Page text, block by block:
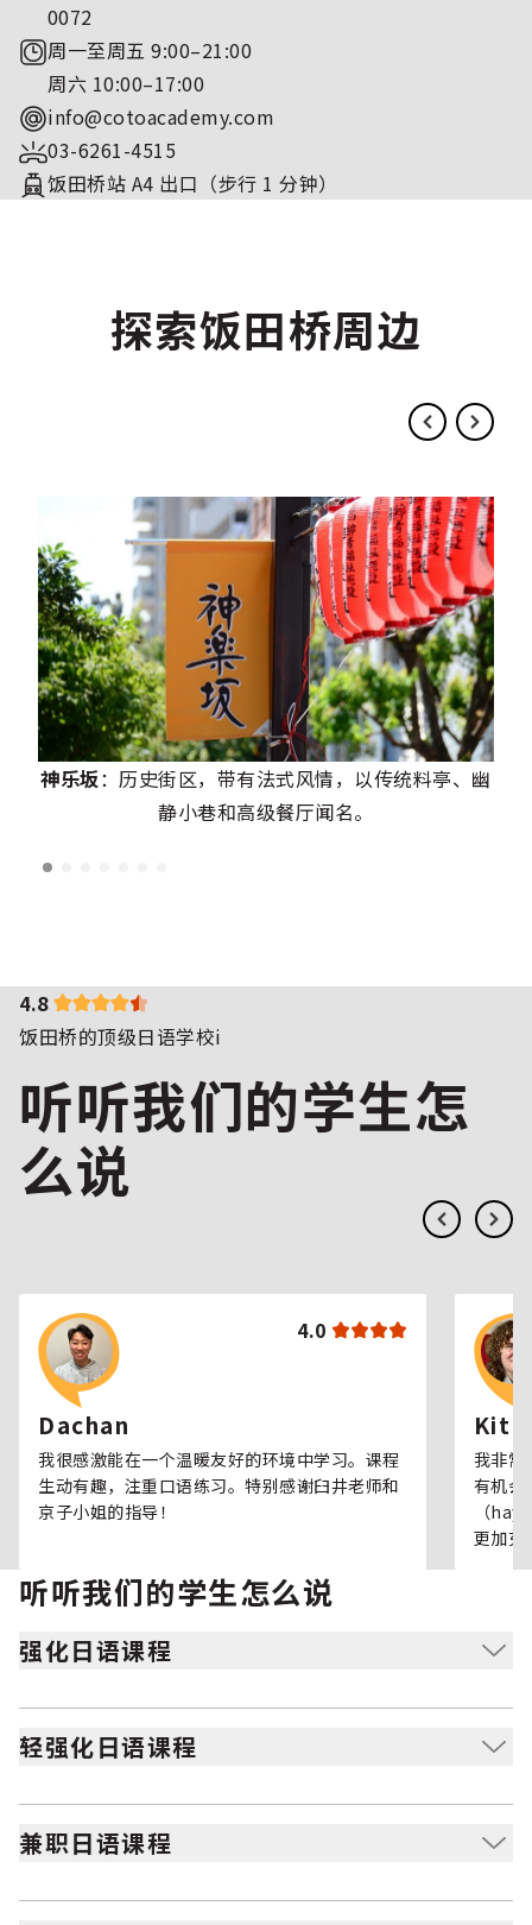
0072
周一至周五 9:00–21:00
周六 10:00–17:00
info@cotoacademy.com
03-6261-4515
饭田桥站 A4 出口（步行 1 分钟）
探索饭田桥周边
神乐坂：历史街区，带有法式风情，以传统料亭、幽
静小巷和高级餐厅闻名。
4.8
饭田桥的顶级日语学校i
听听我们的学生怎
么说
4.0
Dachan
我很感激能在一个温暖友好的环境中学习。课程
生动有趣，注重口语练习。特别感谢臼井老师和
京子小姐的指导！
Kit
我非常
有机
（
更加充
听听我们的学生怎么说
强化日语课程
适合全身心投入学习日语并专注会话练习的人士。
轻强化日语课程
适合在忙碌日程中也想学习日语并提升会话能力的人士。
兼职日语课程
适合东京的居民或外籍人士，下班或晚上学习日语，高级